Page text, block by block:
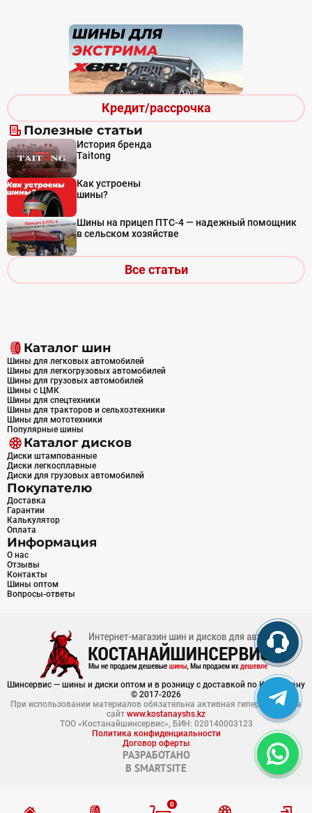
0
Кредит/рассрочка
Полезные статьи
История бренда
Taitong
Как устроены
шины?
Шины на прицеп ПТС-4 — надежный помощник
в сельском хозяйстве
Все статьи
Каталог шин
Шины для легковых автомобилей
Шины для легкогрузовых автомобилей
Шины для грузовых автомобилей
Шины с ЦМК
Шины для спецтехники
Шины для тракторов и сельхозтехники
Шины для мототехники
Популярные шины
Каталог дисков
Диски штампованные
Диски легкосплавные
Диски для грузовых автомобилей
Покупателю
Доставка
Гарантии
Калькулятор
Оплата
Информация
О нас
Отзывы
Контакты
Шины оптом
Вопросы-ответы
Шинсервис — шины и диски оптом и в розницу с доставкой по Казахстану
© 2017-2026
При использовании материалов обязательна активная гиперссылка на
сайт www.kostanayshs.kz
ТОО «Костанайшинсервис», БИН: 020140003123
Политика конфиденциальности
Договор оферты
РАЗРАБОТАНО
В SMARTSITE